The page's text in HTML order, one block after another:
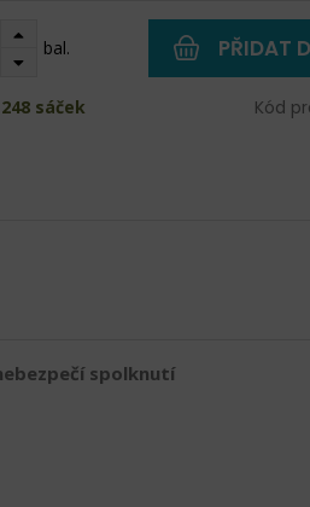
bal. PŘIDAT
sáček Kód
spolknutí